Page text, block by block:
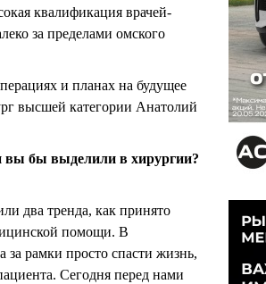
квалификация врачей-
за пределами омского
и планах на будущее
высшей категории Анатолий
вы бы выделили в хирургии?
два тренда, как принято
помощи. В
рамки просто спасти жизнь,
Сегодня перед нами